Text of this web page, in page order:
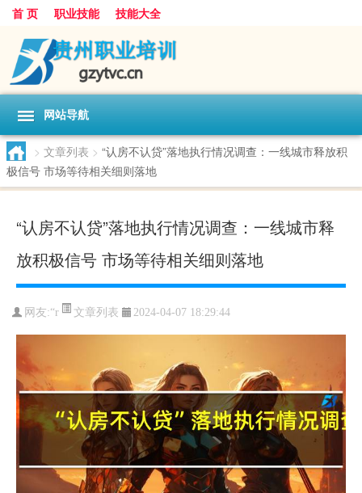
首 页 职业技能 技能大全
网站导航
> 文章列表 > “认房不认贷”落地执行情况调查：一线城市释放积
极信号 市场等待相关细则落地
“认房不认贷”落地执行情况调查：一线城市释
放积极信号 市场等待相关细则落地
网友:“r 文章列表 2024-04-07 18:29:44